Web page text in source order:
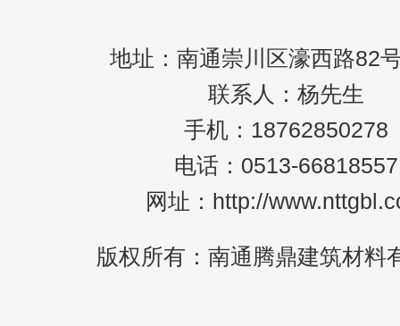
地址：南通崇川区濠西路82
联系人：杨先生
手机：18762850278
电话：0513-66818557
网址：http://
版权所有：南通腾鼎建筑材料